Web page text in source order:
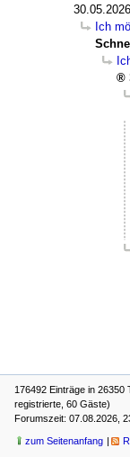
Ich
176492 Einträge in 26350
registrierte, 60 Gäste)
Forumszeit: 07.08.2026,
zum Seitenanfang